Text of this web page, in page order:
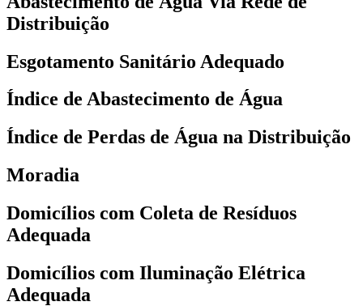
Distribuição
Esgotamento Sanitário Adequado
Índice de Abastecimento de Água
Índice de Perdas de Água na Distribuição
Moradia
Domicílios com Coleta de Resíduos
Adequada
Domicílios com Iluminação Elétrica
Adequada